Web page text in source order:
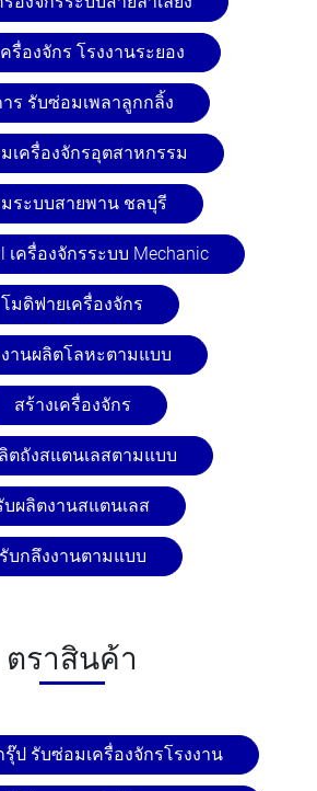
รื่องจักร โรงงานระยอง
ร รับซ่อมเพลาลูกกลิ้ง
เครื่องจักรอุตสาหกรรม
ระบบสายพาน ชลบุรี
เครื่องจักรระบบ Mechanic
โมดิฟายเครื่องจักร
งานผลิตโลหะตามแบบ
สร้างเครื่องจักร
ตถังสแตนเลสตามแบบ
บผลิตงานสแตนเลส
รับกลึงงานตามแบบ
ตราสินค้า
ป รับซ่อมเครื่องจักรโรงงาน